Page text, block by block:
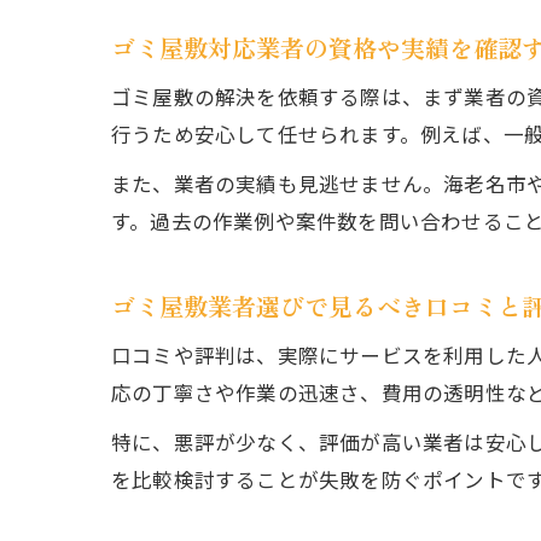
ゴミ屋敷対応業者の資格や実績を確認
ゴミ屋敷の解決を依頼する際は、まず業者
行うため安心して任せられます。例えば、一
また、業者の実績も見逃せません。海老名
す。過去の作業例や案件数を問い合わせるこ
ゴミ屋敷業者選びで見るべき口コミと
口コミや評判は、実際にサービスを利用し
応の丁寧さや作業の迅速さ、費用の透明性な
特に、悪評が少なく、評価が高い業者は安心
を比較検討することが失敗を防ぐポイントで